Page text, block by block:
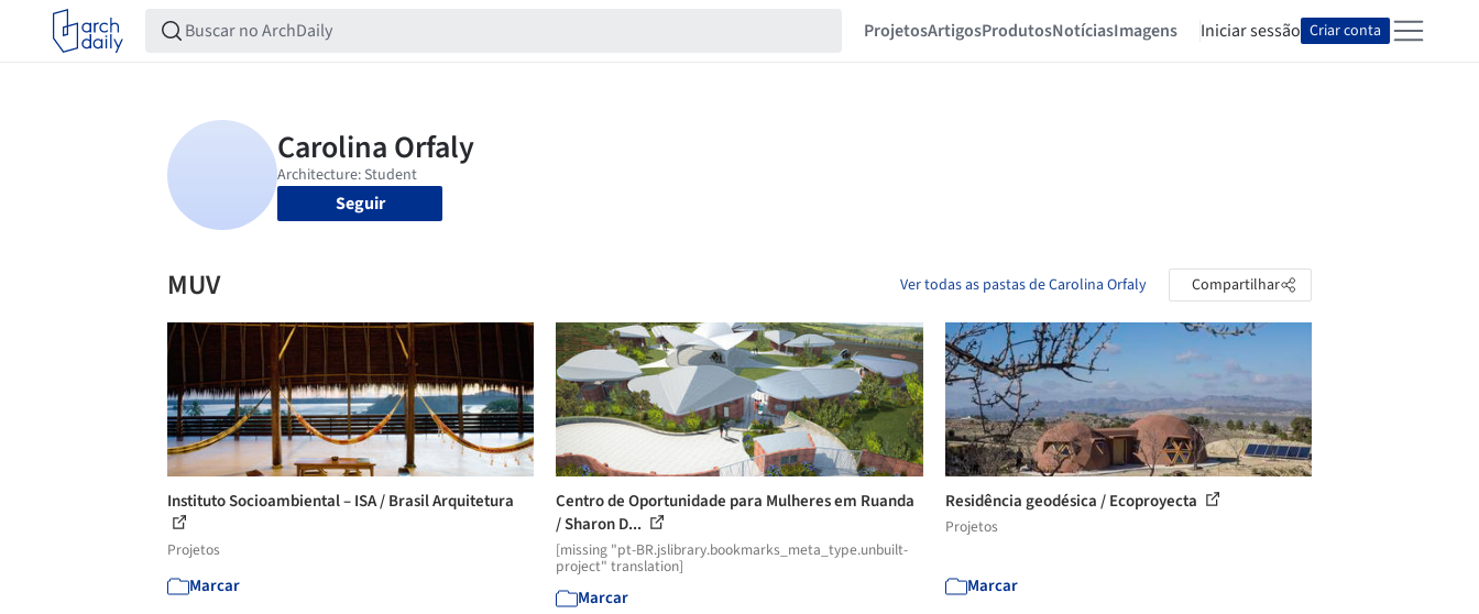
ProjetosArtigosProdutosNotíciasImagens Iniciar sessão Criar conta
Seguir
MUV Ver todas as pastas de Carolina Orfaly Compartilhar
Instituto Socioambiental – ISA / Brasil Arquitetura
Projetos
Marcar
Centro de Oportunidade para Mulheres em Ruanda
/ Sharon D...
[missing "pt-BR.jslibrary.bookmarks_meta_type.unbuilt-
project" translation]
Marcar
Residência geodésica / Ecoproyecta
Projetos
Marcar